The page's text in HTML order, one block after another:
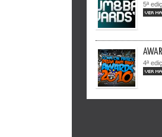
5ª
VER
4ª
VER